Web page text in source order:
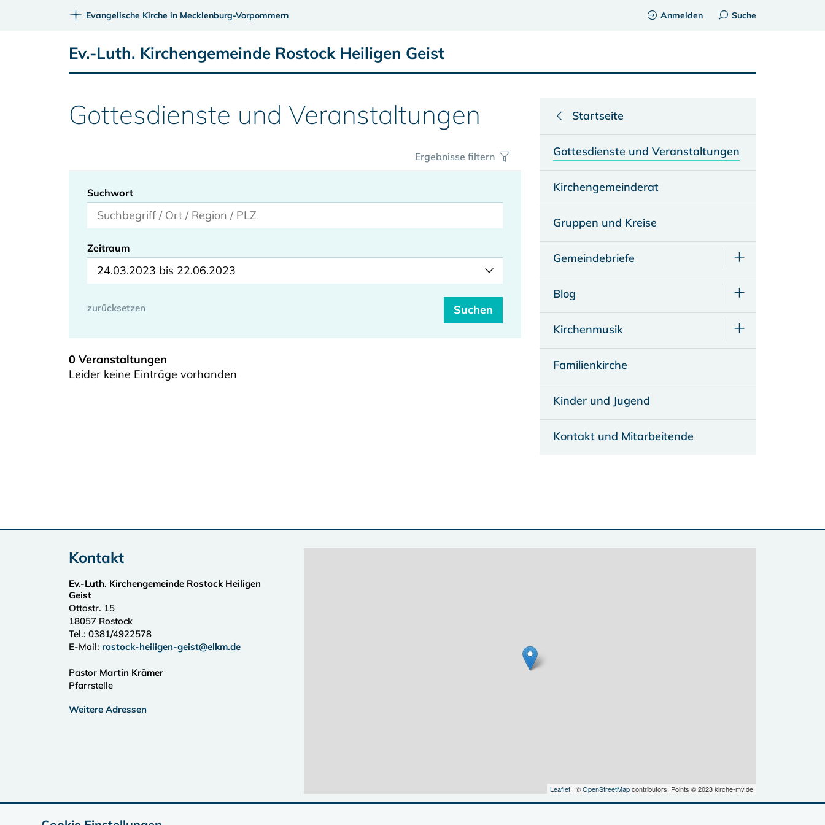
Evangelische Kirche in Mecklenburg-Vorpommern Anmelden Suche
Ev.-Luth. Kirchengemeinde Rostock Heiligen Geist
Gottesdienste und Veranstaltungen
Ergebnisse filtern
Suchwort
Zeitraum
24.03.2023 bis 22.06.2023
0 Veranstaltungen
Leider keine Einträge vorhanden
Startseite
Gottesdienste und Veranstaltungen
Kirchengemeinderat
Gruppen und Kreise
Gemeindebriefe
Blog
Kirchenmusik
Familienkirche
Kinder und Jugend
Kontakt und Mitarbeitende
Kontakt
Ev.-Luth. Kirchengemeinde Rostock Heiligen
Geist
Ottostr. 15
18057 Rostock
Tel.: 0381/4922578
E-Mail: rostock-heiligen-geist@elkm.de
Pastor Martin Krämer
Pfarrstelle
Weitere Adressen
Leaflet| ©OpenStreetMapcontributors, Points © 2023 kirche-mv.de